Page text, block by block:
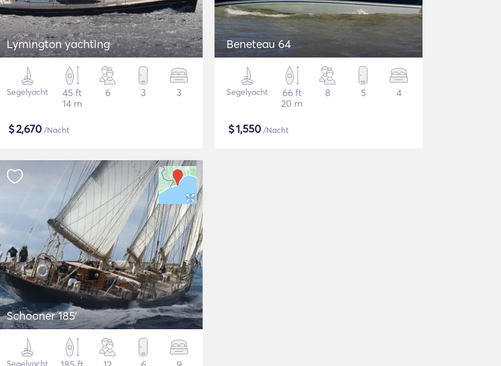
Lymington yachting
Segelyacht
45 ft
14 m
6 3 3
$2,670 /Nacht
Beneteau 64
Segelyacht
66 ft
20 m
8 5 4
$1,550 /Nacht
Schooner 185'
Segelyacht